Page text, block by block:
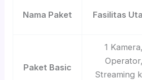
Nama Paket Fasilitas
Paket Basic
1 Kamera,
Operator,
Streaming